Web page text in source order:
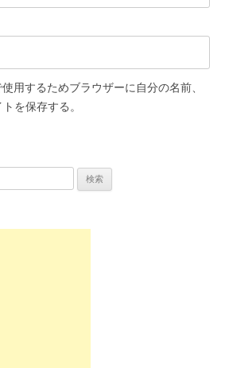
用するためブラウザーに自分の名前、
を保存する。